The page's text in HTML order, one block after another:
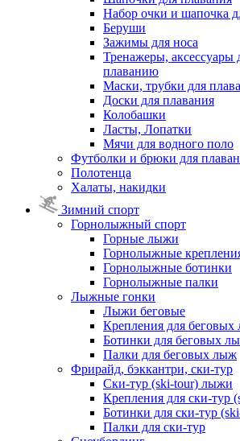
Набор очки и шапочка
Беруши
Зажимы для носа
Тренажеры, аксессуары
плаванию
Маски, трубки для
Доски для плавания
Колобашки
Ласты, Лопатки
Мячи для водного поло
Футболки и брюки для
Полотенца
Халаты, накидки
Зимний спорт
Горнолыжный спорт
Горные лыжи
Горнолыжные
Горнолыжные ботинки
Горнолыжные палки
Лыжные гонки
Лыжи беговые
Крепления для
Ботинки для беговых
Палки для беговых лыж
Фрирайд, бэккантри, ски-тур
Ски-тур (ski-tour) лыжи
Крепления для ски-тур
Ботинки для ски-тур
Палки для ски-тур